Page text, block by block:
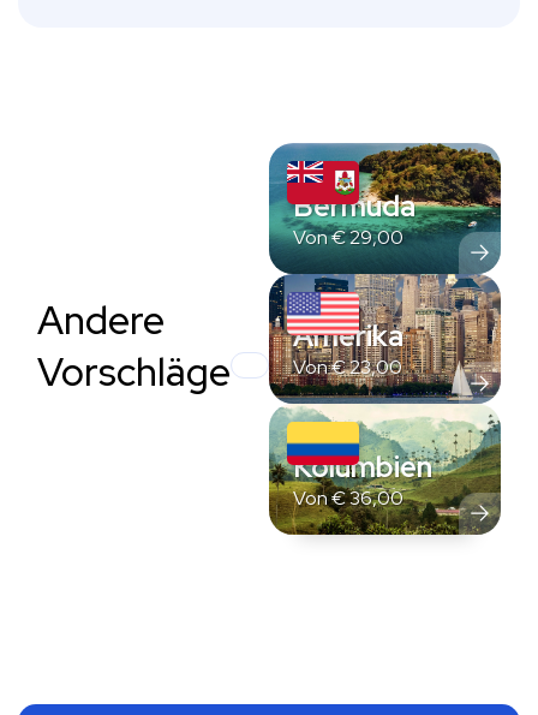
Andere
Vorschläge
Bermuda
Von€29,00
Amerika
Von€23,00
Kolumbien
Von€36,00